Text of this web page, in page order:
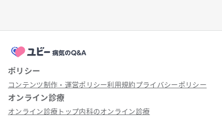
ポリシー
コンテンツ制作・運営ポリシー利用規約プライバシーポリシー
オンライン診療
オンライン診療トップ内科のオンライン診療